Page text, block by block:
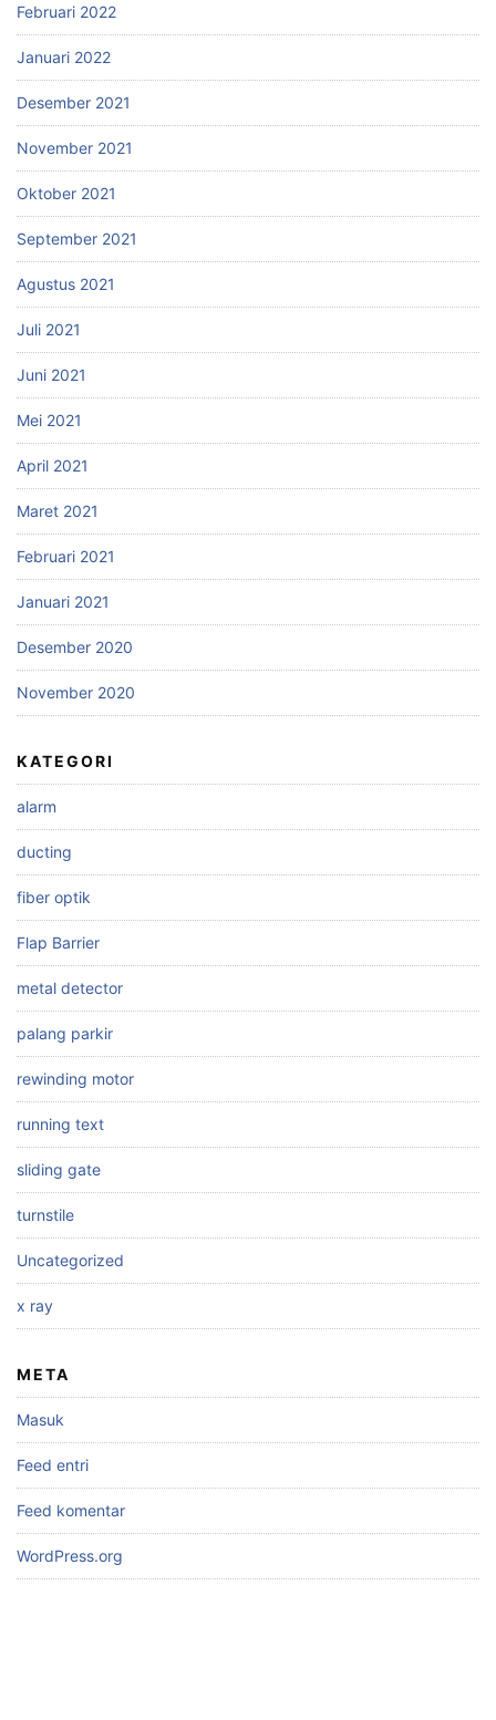
Februari 2022
Januari 2022
Desember 2021
November 2021
Oktober 2021
September 2021
Agustus 2021
Juli 2021
Juni 2021
Mei 2021
April 2021
Maret 2021
Februari 2021
Januari 2021
Desember 2020
November 2020
KATEGORI
alarm
ducting
fiber optik
Flap Barrier
metal detector
palang parkir
rewinding motor
running text
sliding gate
turnstile
Uncategorized
x ray
META
Masuk
Feed entri
Feed komentar
WordPress.org